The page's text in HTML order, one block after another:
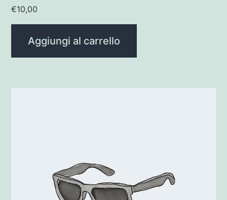
€10,00
Aggiungi al carrello